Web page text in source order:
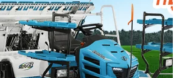
รกเตอร์ขึ้นจากหล่มด้วยตนเอง ซึ่งวิธีการใช้ล็อก
ารใช้งานที่ถูกต้อง
ให้เกิดความเสียหายต่อชิ้นส่วนของเครื่องจักร
ต้องมีดังนี้